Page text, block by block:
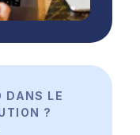
DANS LE
?